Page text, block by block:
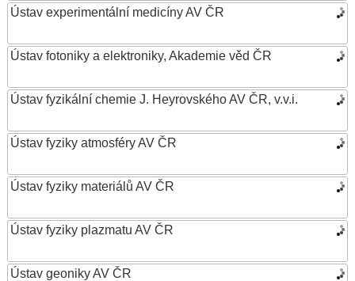
Ústav experimentální medicíny AV ČR
Ústav fotoniky a elektroniky, Akademie věd ČR
Ústav fyzikální chemie J. Heyrovského AV ČR, v.v.i.
Ústav fyziky atmosféry AV ČR
Ústav fyziky materiálů AV ČR
Ústav fyziky plazmatu AV ČR
Ústav geoniky AV ČR